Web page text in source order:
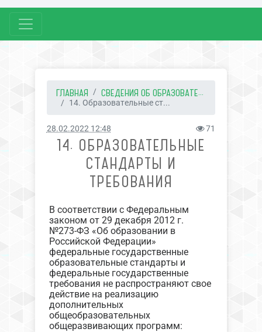
ГЛАВНАЯ СВЕДЕНИЯ ОБ ОБРАЗОВАТЕ...
14. Образовательные ст...
28.02.2022 12:48 71
14. ОБРАЗОВАТЕЛЬНЫЕ
СТАНДАРТЫ И
ТРЕБОВАНИЯ
В соответствии с Федеральным
законом от 29 декабря 2012 г.
№273-ФЗ «Об образовании в
Российской Федерации»
федеральные государственные
образовательные стандарты и
федеральные государственные
требования не распространяют свое
действие на реализацию
дополнительных
общеобразовательных
общеразвивающих программ: